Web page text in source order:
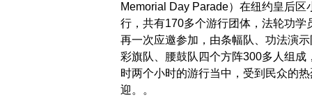
Memorial Day Parade）在纽约皇后区
行，共有170多个游行团体，法轮功学
再一次应邀参加，由条幅队、功法演示
彩旗队、腰鼓队四个方阵300多人组成
时两个小时的游行当中，受到民众的热
迎。。